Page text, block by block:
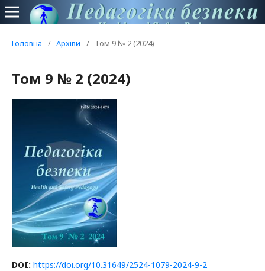
Головна / Архіви / Том 9 № 2 (2024)
Том 9 № 2 (2024)
DOI: https://doi.org/10.31649/2524-1079-2024-9-2